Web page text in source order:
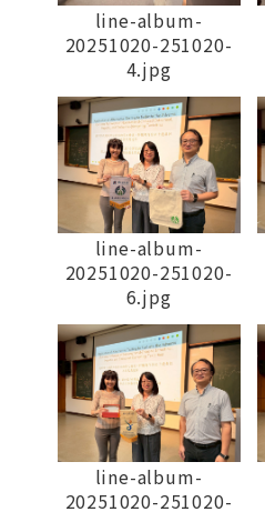
line-album-
20251020-251020-
4.jpg
line-album-
20251020-251020-
6.jpg
line-album-
20251020-251020-